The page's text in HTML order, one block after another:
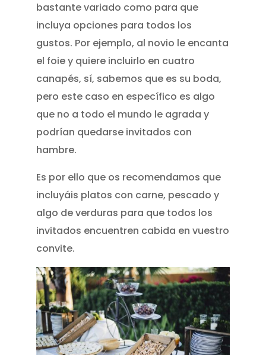
bastante variado como para que
incluya opciones para todos los
gustos. Por ejemplo, al novio le encanta
el foie y quiere incluirlo en cuatro
canapés, sí, sabemos que es su boda,
pero este caso en específico es algo
que no a todo el mundo le agrada y
podrían quedarse invitados con
hambre.
Es por ello que os recomendamos que
incluyáis platos con carne, pescado y
algo de verduras para que todos los
invitados encuentren cabida en vuestro
convite.